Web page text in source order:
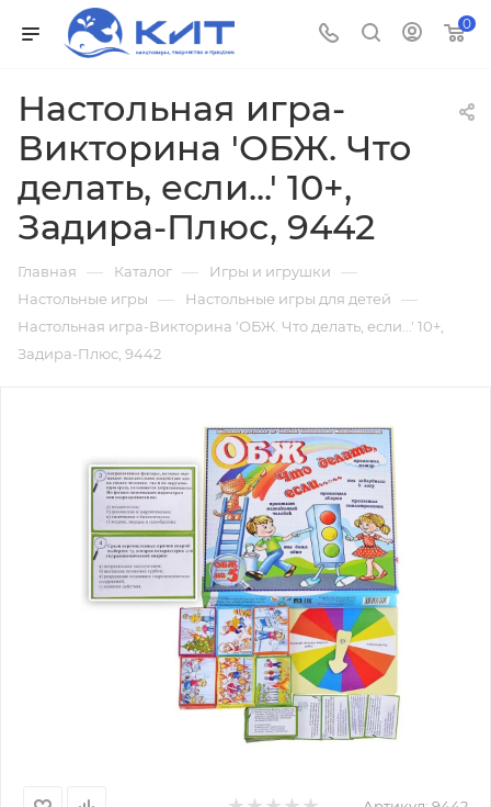
0
Настольная игра-
Викторина 'ОБЖ. Что
делать, если...' 10+,
Задира-Плюс, 9442
Главная — Каталог — Игры и игрушки —
Настольные игры — Настольные игры для детей —
Настольная игра-Викторина 'ОБЖ. Что делать, если...' 10+,
Задира-Плюс, 9442